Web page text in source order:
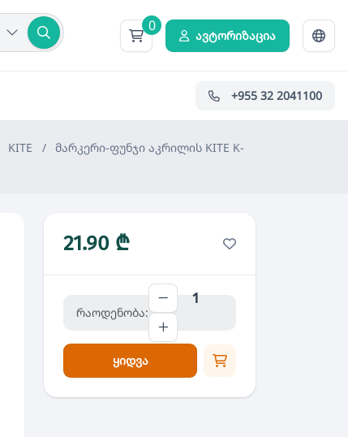
0
ავტორიზაცია
+955 32 2041100
KITE /
მარკერი-ფუნჯი აკრილის KITE K-
21.90 ₾
რაოდენობა:
ყიდვა